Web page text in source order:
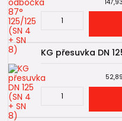
KG přesuvka DN